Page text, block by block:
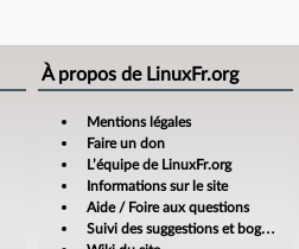
À propos de LinuxFr.org
Mentions légales
Faire un don
L’équipe de LinuxFr.org
Informations sur le site
Aide / Foire aux questions
Suivi des suggestions et bogues